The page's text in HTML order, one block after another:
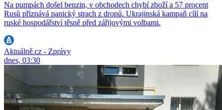
Na pumpách došel benzin, v obchodech chybí zboží a 57 procent
Rusů přiznává panický strach z dronů. Ukrajinská kampaň cílí na
ruské hospodářství těsně před zářijovými volbami.
Aktuálně.cz - Zprávy
dnes, 03:30